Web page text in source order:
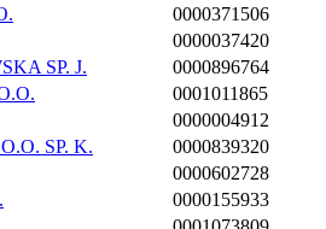
0000371506
0000037420
SP. J.
0000896764
0001011865
0000004912
SP. K.
0000839320
0000602728
0000155933